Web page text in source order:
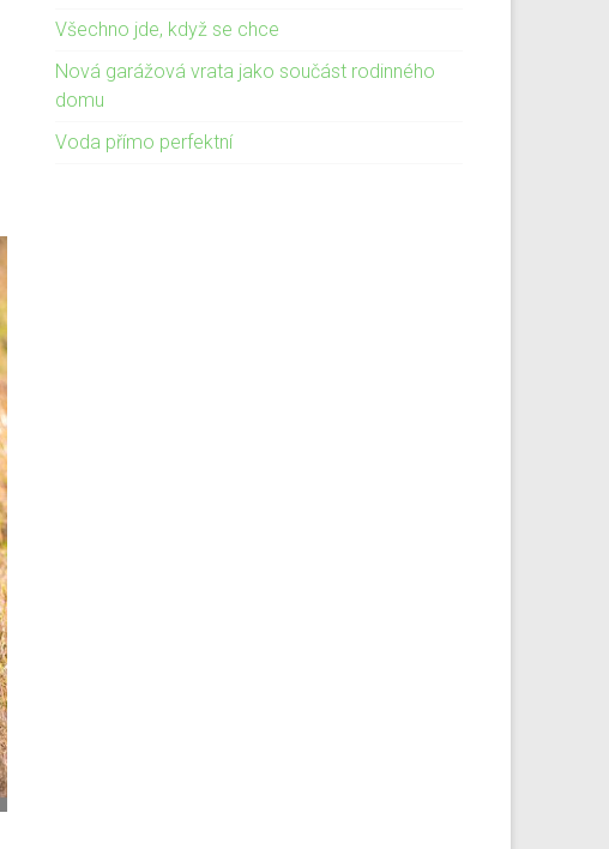
Všechno jde, když se chce
Nová garážová vrata jako součást rodinného
domu
Voda přímo perfektní